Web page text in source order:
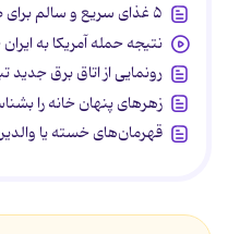
۵ غذای سریع و سالم برای طبیعت‌گردی
نتیجه حمله آمریکا به
رونمایی از اتاق برق جدید
زهرهای پنهان خانه را
قهرمان‌های خسته یا